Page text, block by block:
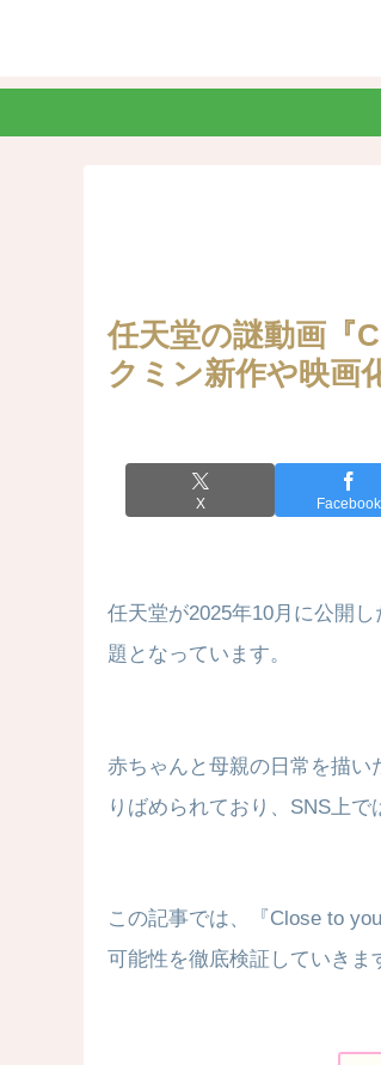
任天堂の謎動画『
クミン新作や映画
X Facebook
任天堂が2025年10月に公開
題となっています。
赤ちゃんと母親の日常を描い
りばめられており、SNS上で
この記事では、『Close to
可能性を徹底検証していきま